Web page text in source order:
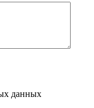
данных